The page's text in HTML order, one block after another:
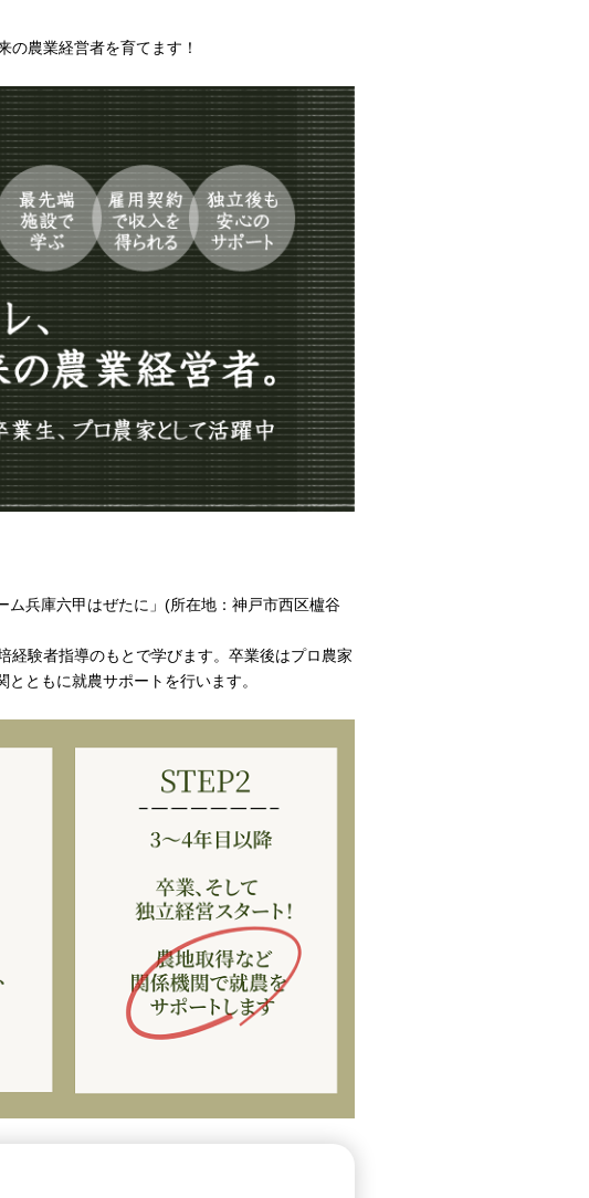
の農業経営者を育てます！
兵庫六甲はぜたに」(所在地：神戸市西区櫨谷
経験者指導のもとで学びます。卒業後はプロ農家
ともに就農サポートを行います。